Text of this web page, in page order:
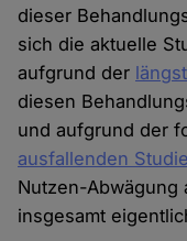
dieser
sich die aktuelle
aufgrund der
diesen
und aufgrund der
ausfallenden
Nutzen-Abwägung
insgesamt